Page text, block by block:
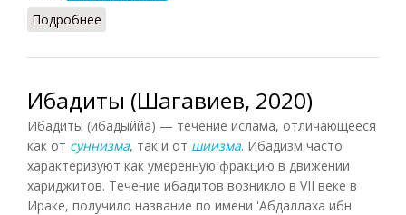
Подробнее
Ибадиты (Шагавиев, 2020)
Ибадиты (ибадыййа) — течение ислама, отличающееся
как от суннизма, так и от шиизма. Ибадизм часто
характеризуют как умеренную фракцию в движении
хариджитов. Течение ибадитов возникло в VII веке в
Ираке, получило название по имени 'Абдаллаха ибн